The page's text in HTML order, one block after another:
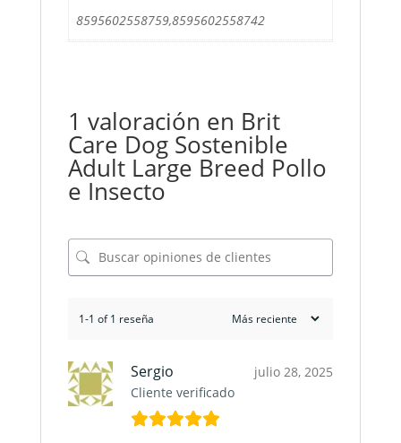
8595602558759,8595602558742
1 valoración en Brit
Care Dog Sostenible
Adult Large Breed Pollo
e Insecto
1-1 of 1 reseña
Sergio
Cliente verificado
julio 28, 2025